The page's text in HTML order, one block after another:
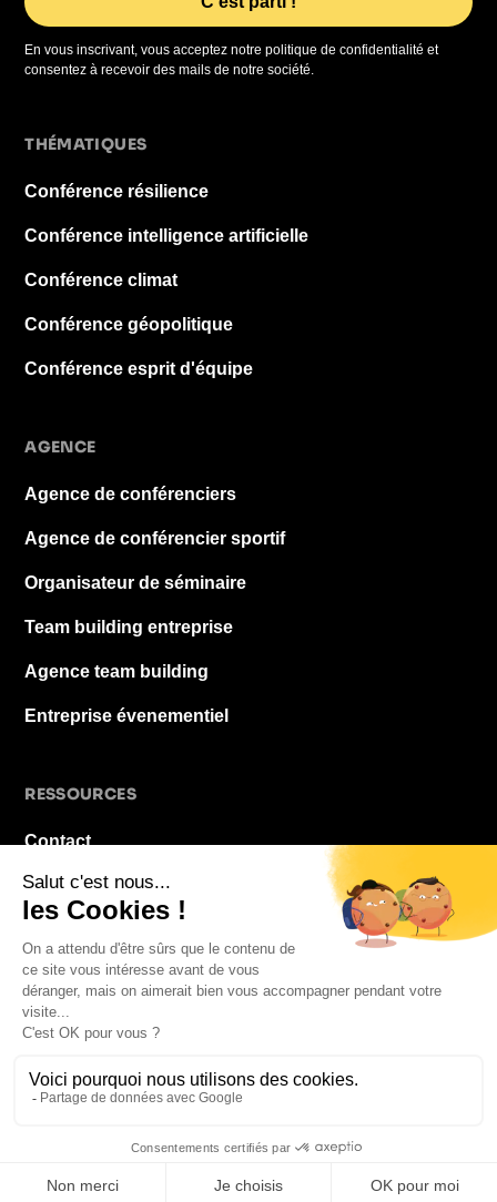
En vous inscrivant, vous acceptez notre politique de confidentialité et
consentez à recevoir des mails de notre société.
THÉMATIQUES
Conférence résilience
Conférence intelligence artificielle
Conférence climat
Conférence géopolitique
Conférence esprit d'équipe
AGENCE
Agence de conférenciers
Agence de conférencier sportif
Organisateur de séminaire
Team building entreprise
Agence team building
Entreprise évenementiel
RESSOURCES
Contact
À propos
FAQ
© 2026 La Pause De Midi. Tous droits réservés.
Mentions légales